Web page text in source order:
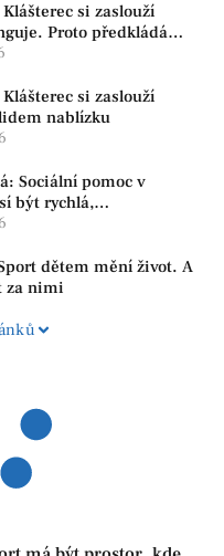
si zaslouží
Proto předkládáme
skutečné problémy
si zaslouží
nablízku
Sociální pomoc v
být rychlá,
Ne udržovat lidi v
dětem mění život. A
za nimi